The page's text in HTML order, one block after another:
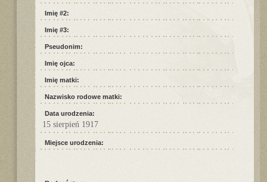
Imię #2:
Imię #3:
Pseudonim:
Imię ojca:
Imię matki:
Nazwisko rodowe matki:
Data urodzenia:
15 sierpień 1917
Miejsce urodzenia: